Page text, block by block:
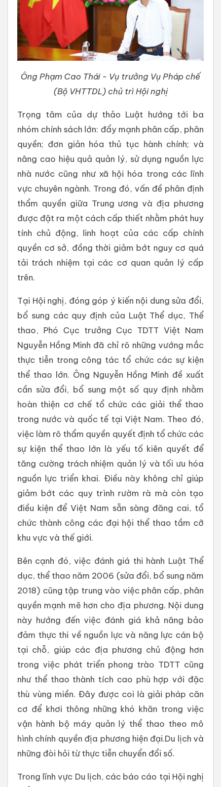
Ông Phạm Cao Thái - Vụ trưởng Vụ Pháp chế
(Bộ VHTTDL) chủ trì Hội nghị
Trọng tâm của dự thảo Luật hướng tới ba
nhóm chính sách lớn: đẩy mạnh phân cấp, phân
quyền; đơn giản hóa thủ tục hành chính; và
nâng cao hiệu quả quản lý, sử dụng nguồn lực
nhà nước cũng như xã hội hóa trong các lĩnh
vực chuyên ngành. Trong đó, vấn đề phân định
thẩm quyền giữa Trung ương và địa phương
được đặt ra một cách cấp thiết nhằm phát huy
tính chủ động, linh hoạt của các cấp chính
quyền cơ sở, đồng thời giảm bớt nguy cơ quá
tải trách nhiệm tại các cơ quan quản lý cấp
trên.
Tại Hội nghị, đóng góp ý kiến nội dung sửa đổi,
bổ sung các quy định của Luật Thể dục, Thể
thao, Phó Cục trưởng Cục TDTT Việt Nam
Nguyễn Hồng Minh đã chỉ rõ những vướng mắc
thực tiễn trong công tác tổ chức các sự kiện
thể thao lớn. Ông Nguyễn Hồng Minh đề xuất
cần sửa đổi, bổ sung một số quy định nhằm
hoàn thiện cơ chế tổ chức các giải thể thao
trong nước và quốc tế tại Việt Nam. Theo đó,
việc làm rõ thẩm quyền quyết định tổ chức các
sự kiện thể thao lớn là yếu tố kiên quyết để
tăng cường trách nhiệm quản lý và tối ưu hóa
nguồn lực triển khai. Điều này không chỉ giúp
giảm bớt các quy trình rườm rà mà còn tạo
điều kiện để Việt Nam sẵn sàng đăng cai, tổ
chức thành công các đại hội thể thao tầm cỡ
khu vực và thế giới.
Bên cạnh đó, việc đánh giá thi hành Luật Thể
dục, thể thao năm 2006 (sửa đổi, bổ sung năm
2018) cũng tập trung vào việc phân cấp, phân
quyền mạnh mẽ hơn cho địa phương. Nội dung
này hướng đến việc đánh giá khả năng bảo
đảm thực thi về nguồn lực và năng lực cán bộ
tại chỗ, giúp các địa phương chủ động hơn
trong việc phát triển phong trào TDTT cũng
như thể thao thành tích cao phù hợp với đặc
thù vùng miền. Đây được coi là giải pháp căn
cơ để khơi thông những khó khăn trong việc
vận hành bộ máy quản lý thể thao theo mô
hình chính quyền địa phương hiện đại.Du lịch và
những đòi hỏi từ thực tiễn chuyển đổi số.
Trong lĩnh vực Du lịch, các báo cáo tại Hội nghị